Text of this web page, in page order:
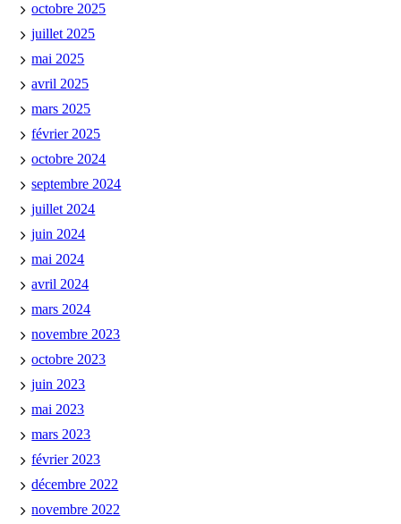
octobre 2025
juillet 2025
mai 2025
avril 2025
mars 2025
février 2025
octobre 2024
septembre 2024
juillet 2024
juin 2024
mai 2024
avril 2024
mars 2024
novembre 2023
octobre 2023
juin 2023
mai 2023
mars 2023
février 2023
décembre 2022
novembre 2022